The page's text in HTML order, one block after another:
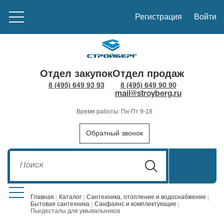
Регистрация Войти
Отдел закупок
8 (495) 649 93 93
Отдел продаж
8 (495) 649 90 90
mail@stroyberg.ru
Время работы: Пн-Пт 9-18
Обратный звонок
Стройматериалы
Главная Каталог
Сантехника, отопление и водоснабжение
Бытовая сантехника
Санфаянс и комплектующие
Пьедесталы для умывальников